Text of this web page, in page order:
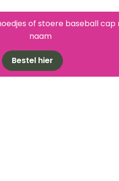
of stoere baseball cap
naam
Bestel hier